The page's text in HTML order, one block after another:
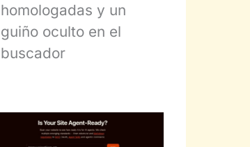
homologadas y un
guiño oculto en el
buscador